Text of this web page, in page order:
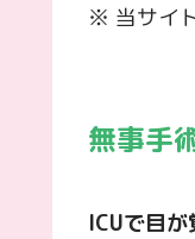
※ 当サイ
無事手
ICUで目